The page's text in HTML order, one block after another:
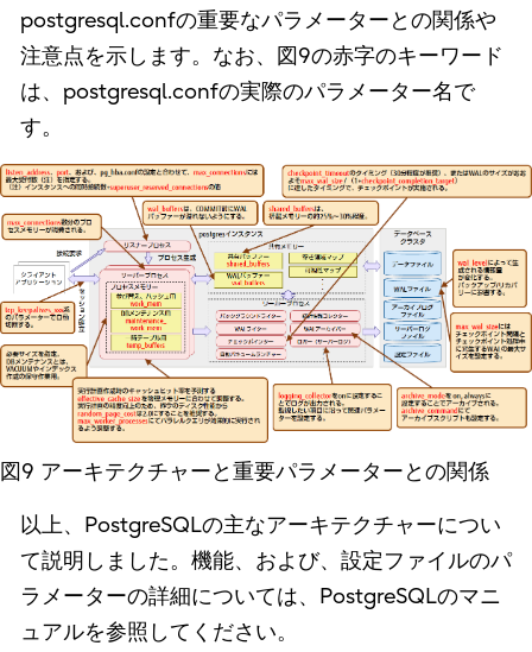
postgresql.confの重要なパラメーターとの関係や
注意点を示します。なお、図9の赤字のキーワード
は、postgresql.confの実際のパラメーター名で
す。
図9 アーキテクチャーと重要パラメーターとの関係
以上、PostgreSQLの主なアーキテクチャーについ
て説明しました。機能、および、設定ファイルのパ
ラメーターの詳細については、PostgreSQLのマニ
ュアルを参照してください。